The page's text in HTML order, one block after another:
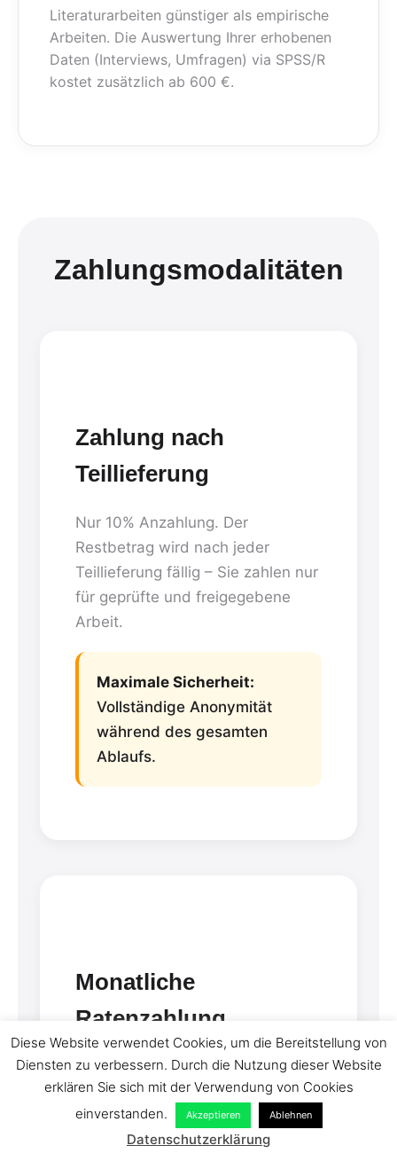
Literaturarbeiten günstiger als empirische
Arbeiten. Die Auswertung Ihrer erhobenen
Daten (Interviews, Umfragen) via SPSS/R
kostet zusätzlich ab 600 €.
Zahlungsmodalitäten
Zahlung nach
Teillieferung
Nur 10% Anzahlung. Der
Restbetrag wird nach jeder
Teillieferung fällig – Sie zahlen nur
für geprüfte und freigegebene
Arbeit.
Maximale Sicherheit:
Vollständige Anonymität
während des gesamten
Ablaufs.
Monatliche
Ratenzahlung
Ab 600 € Restbetrag bieten wir
Zahlung bis zu 18 Monaten an –
ideal für größere Projekte wie
Master- oder Doktorarbeiten.
Diese Website verwendet Cookies, um die Bereitstellung von
Diensten zu verbessern. Durch die Nutzung dieser Website
erklären Sie sich mit der Verwendung von Cookies
einverstanden.
Akzeptieren Ablehnen
Datenschutzerklärung